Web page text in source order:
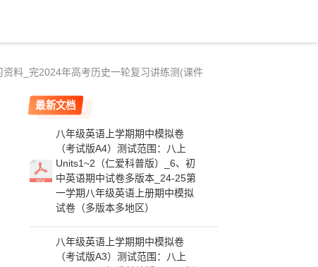
料_完2024年高考历史一轮复习讲练测(课件
最新文档
八年级英语上学期期中模拟卷
（考试版A4）测试范围：八上
Units1~2（仁爱科普版）_6、初
中英语期中试卷多版本_24-25第
一学期八年级英语上册期中模拟
试卷（多版本多地区）
八年级英语上学期期中模拟卷
（考试版A3）测试范围：八上